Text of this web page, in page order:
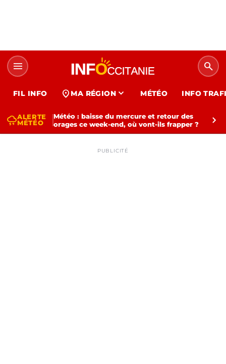
menu search
FIL INFO location_on MA RÉGION expand_more MÉTÉO INFO
thunderstormALERTE
MÉTÉO
Météo : baisse du mercure et retour des
orages ce week-end, où vont-ils frapper ?
chevron_right
PUBLICITÉ